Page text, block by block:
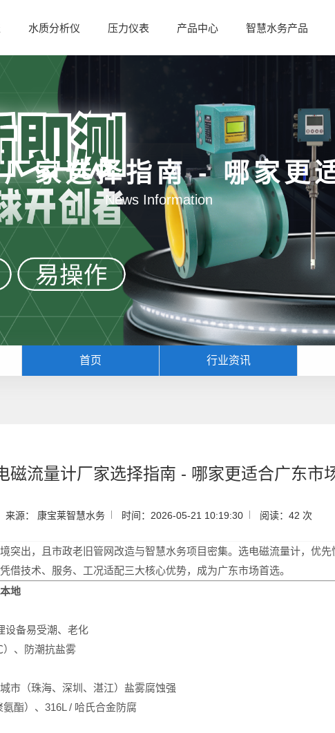
水质分析仪 压力仪表 产品中心 智慧水务产品
家选择指南 - 哪家更
News Information
首页 行业资讯
磁流量计厂家选择指南 - 哪家更适合广东市
来源： 康宝莱智慧水务 时间：2026-05-21 10:19:30 阅读：42 次
突出，且市政老旧管网改造与智慧水务项目密集。选电磁流量计，优
借技术、服务、工况适配三大核心优势，成为广东市场首选。
地
设备易受潮、老化
、防潮抗盐雾
市（珠海、深圳、湛江）盐雾腐蚀强
酯）、316L / 哈氏合金防腐